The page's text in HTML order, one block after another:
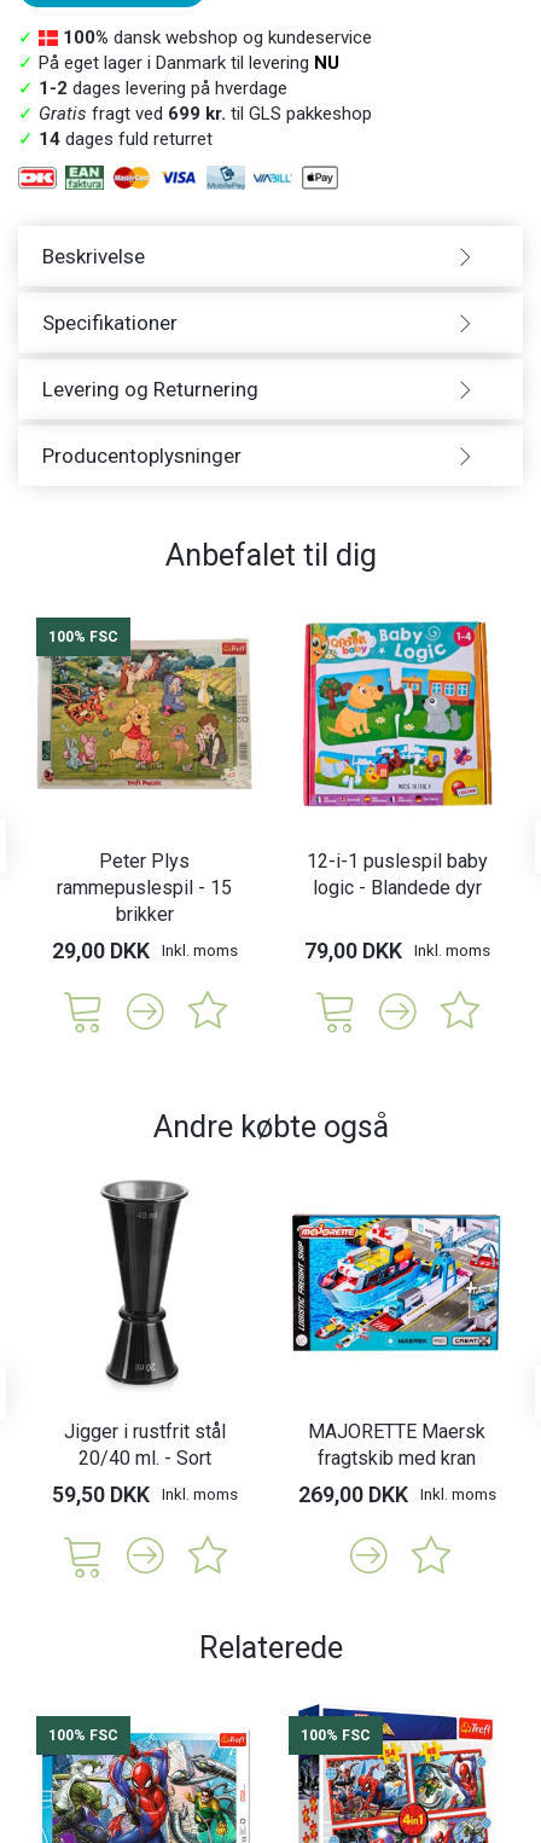
✓ 100% dansk webshop og kundeservice
✓ På eget lager i Danmark til levering NU
✓ 1-2 dages levering på hverdage
✓ Gratis fragt ved 699 kr. til GLS pakkeshop
✓ 14 dages fuld returret
Beskrivelse
Specifikationer
Levering og Returnering
Producentoplysninger
Anbefalet til dig
100% FSC
Peter Plys
rammepuslespil - 15
brikker
29,00 DKK Inkl. moms
12-i-1 puslespil baby
logic - Blandede dyr
79,00 DKK Inkl. moms
Andre købte også
Jigger i rustfrit stål
20/40 ml. - Sort
59,50 DKK Inkl. moms
MAJORETTE Maersk
fragtskib med kran
269,00 DKK Inkl. moms
Relaterede
100% FSC 100% FSC